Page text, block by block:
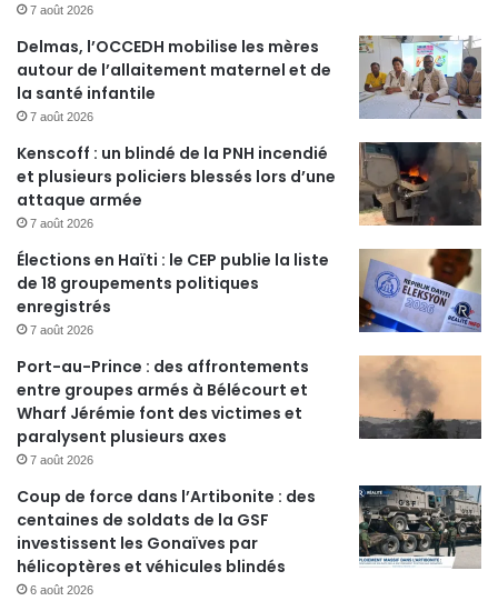
7 août 2026
Delmas, l’OCCEDH mobilise les mères
autour de l’allaitement maternel et de
la santé infantile
7 août 2026
Kenscoff : un blindé de la PNH incendié
et plusieurs policiers blessés lors d’une
attaque armée
7 août 2026
Élections en Haïti : le CEP publie la liste
de 18 groupements politiques
enregistrés
7 août 2026
Port-au-Prince : des affrontements
entre groupes armés à Bélécourt et
Wharf Jérémie font des victimes et
paralysent plusieurs axes
7 août 2026
Coup de force dans l’Artibonite : des
centaines de soldats de la GSF
investissent les Gonaïves par
hélicoptères et véhicules blindés
6 août 2026